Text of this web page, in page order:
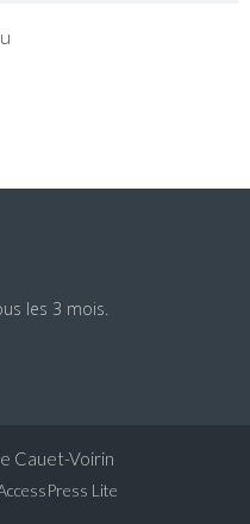
les 3 mois.
Cauet-Voirin
Lite